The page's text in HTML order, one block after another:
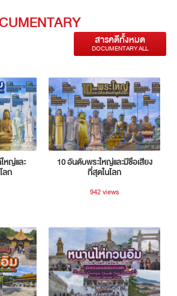
สารคดีทั้งหมด
DOCUMENTARY ALL
หญ่และ
ลก
10 อันดับพระใหญ่และมีชื่อเสียง
ที่สุดในโลก
942 views